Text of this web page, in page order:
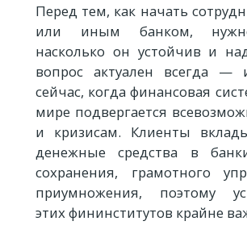
Перед тем, как начать
или иным банком,
насколько он устойчив и
вопрос актуален всегда —
сейчас, когда финансовая
мире подвергается
и кризисам. Клиенты
денежные средства в
сохранения, грамотного
приумножения, поэтому
этих фининститутов крайне